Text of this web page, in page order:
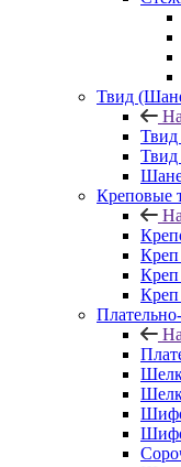
Твид
Креповые
Креп